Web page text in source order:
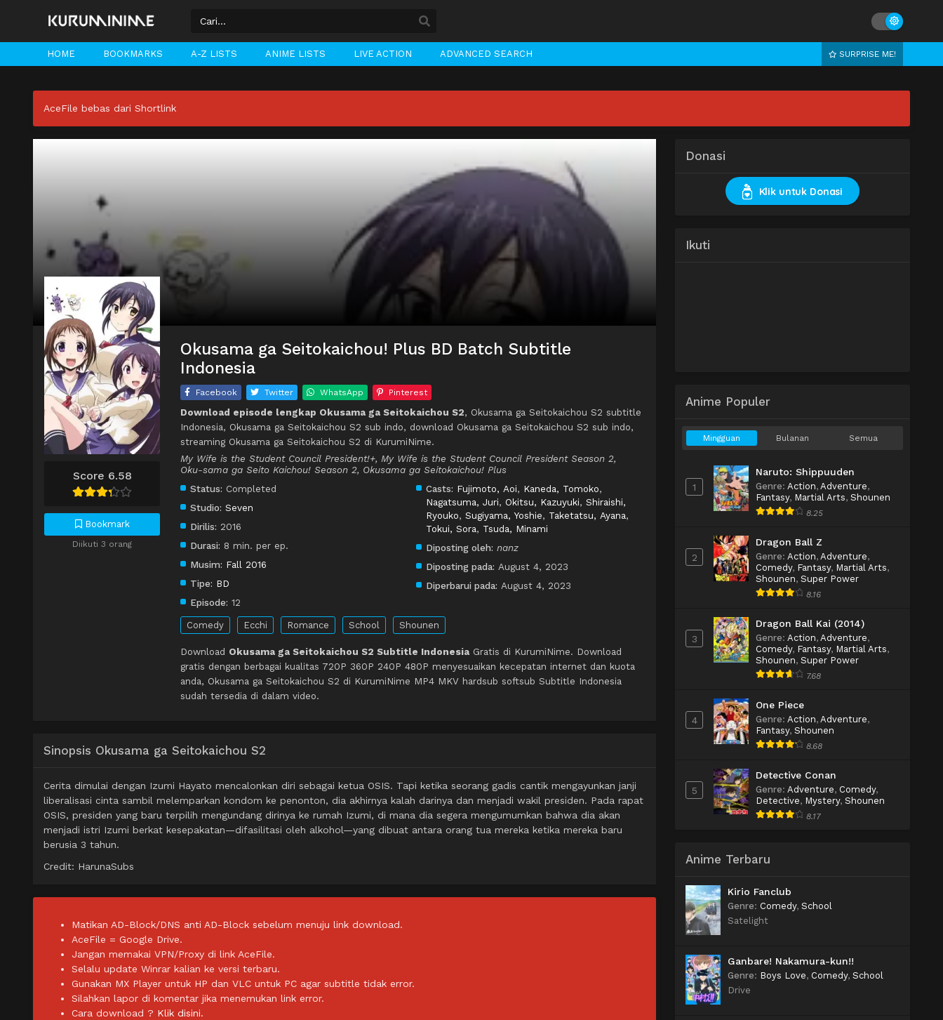
HOME BOOKMARKS A-Z LISTS ANIME LISTS LIVE ACTION ADVANCED SEARCH SURPRISE ME!
AceFile bebas dari Shortlink
Score 6.58
Bookmark
Diikuti 3 orang
Okusama ga Seitokaichou! Plus BD Batch Subtitle
Indonesia
Facebook Twitter WhatsApp Pinterest
Download episode lengkap Okusama ga Seitokaichou S2, Okusama ga Seitokaichou S2 subtitle
Indonesia, Okusama ga Seitokaichou S2 sub indo, download Okusama ga Seitokaichou S2 sub indo,
streaming Okusama ga Seitokaichou S2 di KurumiNime.
My Wife is the Student Council President!+, My Wife is the Student Council President Season 2,
Oku-sama ga Seito Kaichou! Season 2, Okusama ga Seitokaichou! Plus
Status: Completed
Studio: Seven
Dirilis: 2016
Durasi: 8 min. per ep.
Musim: Fall 2016
Tipe: BD
Episode: 12
Casts: Fujimoto, Aoi, Kaneda, Tomoko,
Nagatsuma, Juri, Okitsu, Kazuyuki, Shiraishi,
Ryouko, Sugiyama, Yoshie, Taketatsu, Ayana,
Tokui, Sora, Tsuda, Minami
Diposting oleh: nanz
Diposting pada: August 4, 2023
Diperbarui pada: August 4, 2023
Comedy Ecchi Romance School Shounen
Download Okusama ga Seitokaichou S2 Subtitle Indonesia Gratis di KurumiNime. Download
gratis dengan berbagai kualitas 720P 360P 240P 480P menyesuaikan kecepatan internet dan kuota
anda, Okusama ga Seitokaichou S2 di KurumiNime MP4 MKV hardsub softsub Subtitle Indonesia
sudah tersedia di dalam video.
Sinopsis Okusama ga Seitokaichou S2
Cerita dimulai dengan Izumi Hayato mencalonkan diri sebagai ketua OSIS. Tapi ketika seorang gadis cantik mengayunkan janji
liberalisasi cinta sambil melemparkan kondom ke penonton, dia akhirnya kalah darinya dan menjadi wakil presiden. Pada rapat
OSIS, presiden yang baru terpilih mengundang dirinya ke rumah Izumi, di mana dia segera mengumumkan bahwa dia akan
menjadi istri Izumi berkat kesepakatan—difasilitasi oleh alkohol—yang dibuat antara orang tua mereka ketika mereka baru
berusia 3 tahun.
Credit: HarunaSubs
Matikan AD-Block/DNS anti AD-Block sebelum menuju link download.
AceFile = Google Drive.
Jangan memakai VPN/Proxy di link AceFile.
Selalu update Winrar kalian ke versi terbaru.
Gunakan MX Player untuk HP dan VLC untuk PC agar subtitle tidak error.
Silahkan lapor di komentar jika menemukan link error.
Cara download ? Klik disini.
Donasi
Klik untuk Donasi
Ikuti
Anime Populer
Mingguan Bulanan Semua
1
Naruto: Shippuuden
Genre: Action, Adventure,
Fantasy, Martial Arts, Shounen
8.25
2
Dragon Ball Z
Genre: Action, Adventure,
Comedy, Fantasy, Martial Arts,
Shounen, Super Power
8.16
3
Dragon Ball Kai (2014)
Genre: Action, Adventure,
Comedy, Fantasy, Martial Arts,
Shounen, Super Power
7.68
4
One Piece
Genre: Action, Adventure,
Fantasy, Shounen
8.68
5
Detective Conan
Genre: Adventure, Comedy,
Detective, Mystery, Shounen
8.17
Anime Terbaru
Kirio Fanclub
Genre: Comedy, School
Satelight
Ganbare! Nakamura-kun!!
Genre: Boys Love, Comedy, School
Drive